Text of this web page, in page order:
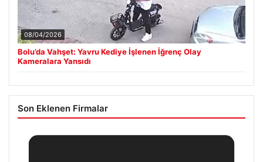
08/04/2026
Bolu’da Vahşet: Yavru Kediye İşlenen İğrenç Olay
Kameralara Yansıdı
Son Eklenen Firmalar